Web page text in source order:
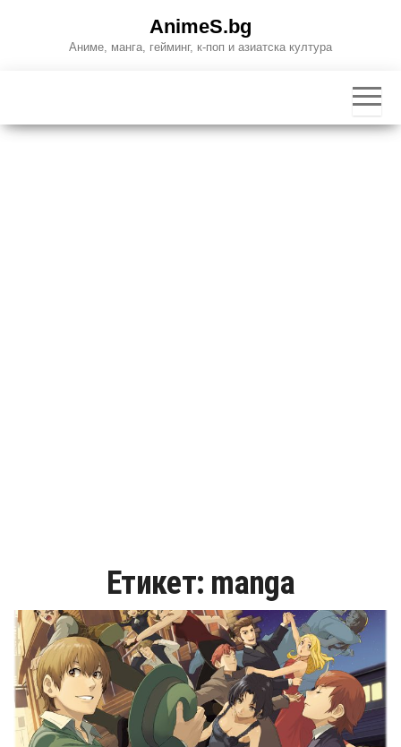
AnimeS.bg
Аниме, манга, гейминг, к-поп и азиатска култура
Етикет: manga